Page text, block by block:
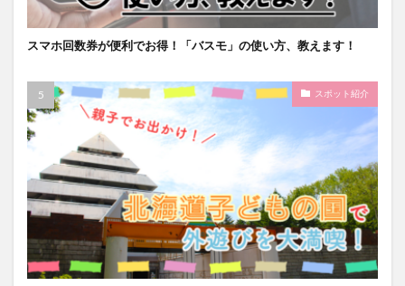
スマホ回数券が便利でお得！「バスモ」の使い方、教えます！
スポット紹介